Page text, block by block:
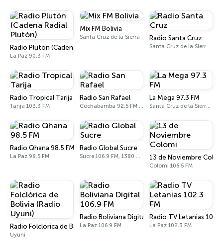
Radio Plutón (Cadena Radial Plutón)
La Paz 90.3 FM
Mix FM Bolivia
Santa Cruz de la Sierra Radio Santa Cruz
Santa Cruz de la Sierra 92.2 FM, 960 AM
Radio Tropical Tarija
Tarija 103.3 FM
Radio San Rafael
Cochabamba 92.5 FM / 1310 AM
La Mega 97.3 FM
Santa Cruz de la Sierra 97.3 FM
Radio Qhana 98.5 FM
La Paz 98.5 FM
Radio Global Sucre
Sucre 106.9 FM, 1380 AM 13 de Noviembre
Colomi 106.5 FM
Radio Folclórica de Bolivia (Radio Uyuni)
Uyuni
Radio Boliviana Digital 106.9 FM
La Paz 106.9 FM
Radio TV Letanias 102.3
La Paz 102.3 FM